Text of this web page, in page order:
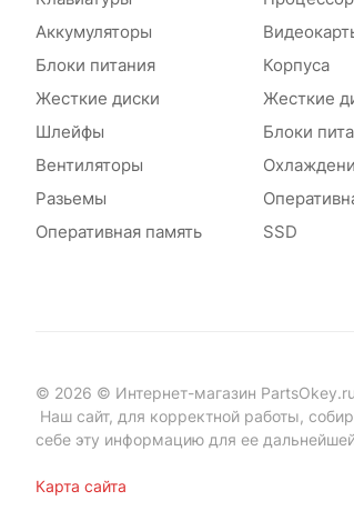
Аккумуляторы
Блоки питания
Жесткие диски
Шлейфы
Вентиляторы
Разьемы
Оперативная память
Корпуса
Жесткие
Блоки
SSD
© 2026 © Интернет-магазин
Наш сайт, для корректной работы,
себе эту информацию для ее
Карта сайта